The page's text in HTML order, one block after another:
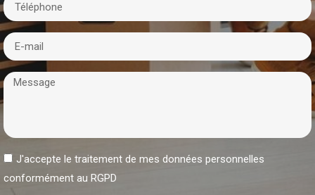
J'accepte le traitement de mes données personnelles
conformément au RGPD